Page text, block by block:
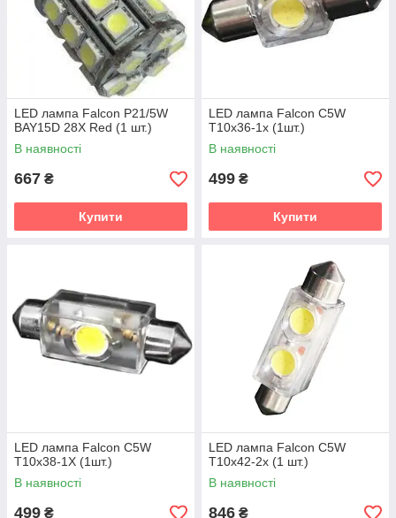
LED лампа Falcon P21/5W
BAY15D 28X Red (1 шт.)
В наявності
667 ₴
Купити
LED лампа Falcon C5W
T10x36-1x (1шт.)
В наявності
499 ₴
Купити
LED лампа Falcon C5W
T10x38-1X (1шт.)
В наявності
499 ₴
LED лампа Falcon C5W
T10x42-2x (1 шт.)
В наявності
846 ₴